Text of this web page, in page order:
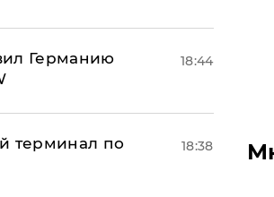
Германию
18:44
терминал по
18:38